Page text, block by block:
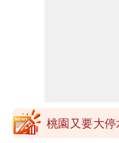
男裁判勒令
揮別9年演
回1句笑翻10
桃園又要大